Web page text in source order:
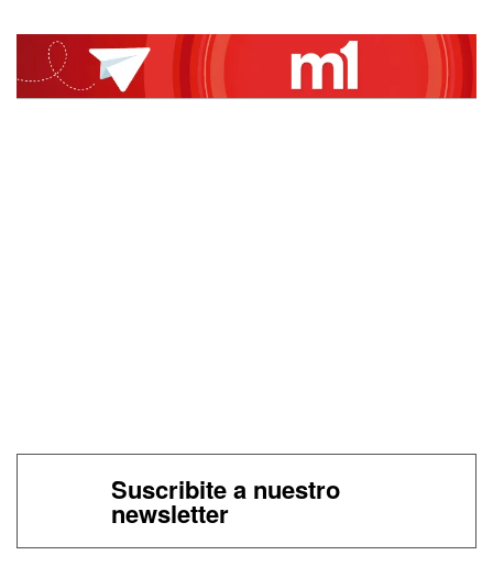
Suscribite a nuestro
newsletter